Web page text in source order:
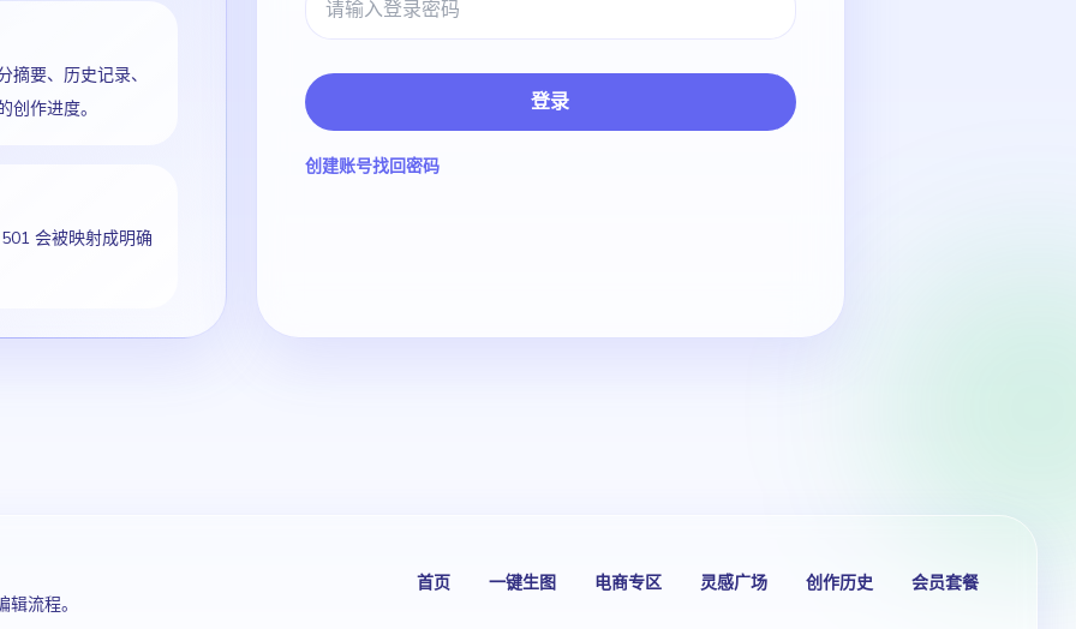
要、历史记录、
作进度。
会被映射成明确
登录
创建账号找回密码
流程。
首页 一键生图 电商专区 灵感广场 创作历史 会员套餐